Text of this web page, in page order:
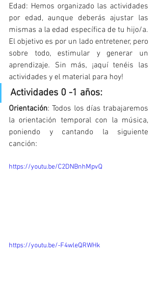
Edad: Hemos organizado las actividades
por edad, aunque deberás ajustar las
mismas a la edad específica de tu hijo/a.
El objetivo es por un lado entretener, pero
sobre todo, estimular y generar un
aprendizaje. Sin más, ¡aquí tenéis las
actividades y el material para hoy!
Actividades 0 -1 años:
Orientación: Todos los días trabajaremos
la orientación temporal con la música,
poniendo y cantando la siguiente
canción:
https://youtu.be/C2DNBnhMpvQ
https://youtu.be/-F4wleQRWHk